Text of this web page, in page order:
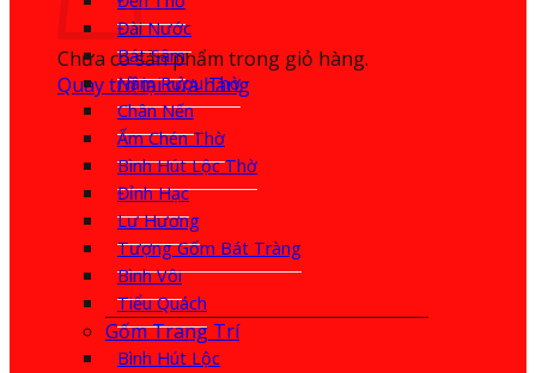
Chưa có sản phẩm trong giỏ hàng.
Quay trở lại cửa hàng
Đài Nước
Bát Sâm
Nậm Rượu Thờ
Chân Nến
Ấm Chén Thờ
Bình Hút Lộc Thờ
Đỉnh Hạc
Lư Hương
Tượng Gốm Bát Tràng
Bình Vôi
Tiểu Quách
Gốm Trang Trí
Bình Hút Lộc